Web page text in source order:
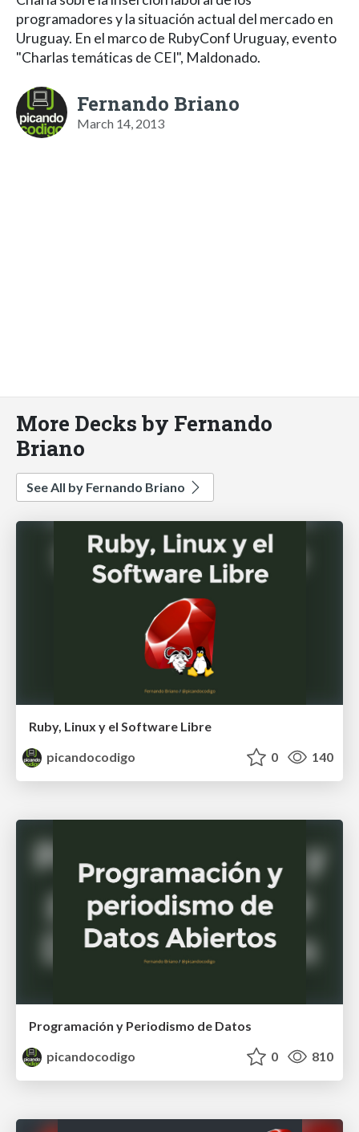
programadores y la situación actual del mercado en
Uruguay. En el marco de RubyConf Uruguay, evento
"Charlas temáticas de CEI", Maldonado.
Fernando Briano
March 14, 2013
More Decks by Fernando
Briano
See All by Fernando Briano
Ruby, Linux y el Software Libre
picandocodigo
0 140
Programación y Periodismo de Datos
picandocodigo
0 810